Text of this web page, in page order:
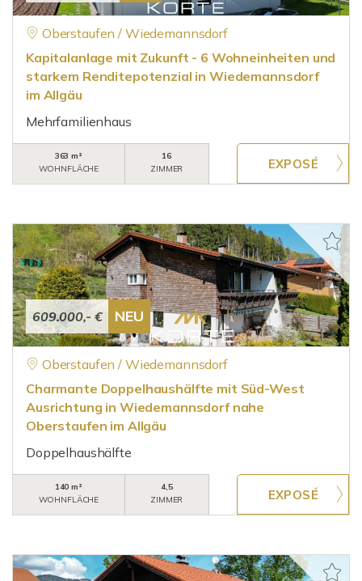
Oberstaufen / Wiedemannsdorf
Kapitalanlage mit Zukunft - 6 Wohneinheiten und
starkem Renditepotenzial in Wiedemannsdorf
im Allgäu
Mehrfamilienhaus
363 m²
WOHNFLÄCHE
16
ZIMMER
609.000,- € NEU
Oberstaufen / Wiedemannsdorf
Charmante Doppelhaushälfte mit Süd-West
Ausrichtung in Wiedemannsdorf nahe
Oberstaufen im Allgäu
Doppelhaushälfte
140 m²
WOHNFLÄCHE
4,5
ZIMMER